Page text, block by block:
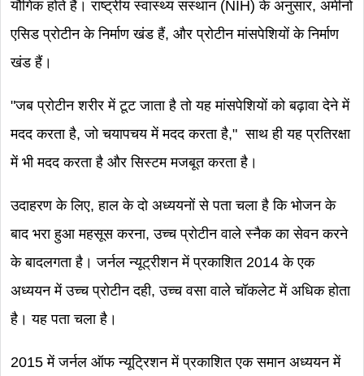
यौगिक होते हैं। राष्ट्रीय स्वास्थ्य संस्थान (NIH) के अनुसार, अमीनो
एसिड प्रोटीन के निर्माण खंड हैं, और प्रोटीन मांसपेशियों के निर्माण
खंड हैं।
"जब प्रोटीन शरीर में टूट जाता है तो यह मांसपेशियों को बढ़ावा देने में
मदद करता है, जो चयापचय में मदद करता है," साथ ही यह प्रतिरक्षा
में भी मदद करता है और सिस्टम मजबूत करता है।
उदाहरण के लिए, हाल के दो अध्ययनों से पता चला है कि भोजन के
बाद भरा हुआ महसूस करना, उच्च प्रोटीन वाले स्नैक का सेवन करने
के बादलगता है। जर्नल न्यूट्रीशन में प्रकाशित 2014 के एक
अध्ययन में उच्च प्रोटीन दही, उच्च वसा वाले चॉकलेट में अधिक होता
है। यह पता चला है।
2015 में जर्नल ऑफ न्यूट्रिशन में प्रकाशित एक समान अध्ययन में